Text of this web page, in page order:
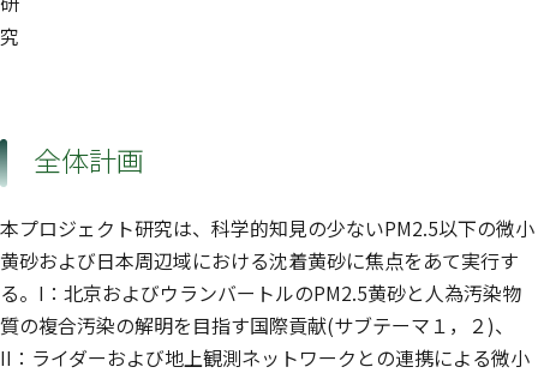
究
全体計画
本プロジェクト研究は、科学的知見の少ないPM2.5以下の微小
黄砂および日本周辺域における沈着黄砂に焦点をあて実行す
る。I：北京およびウランバートルのPM2.5黄砂と人為汚染物
質の複合汚染の解明を目指す国際貢献(サブテーマ１，２)、
II：ライダーおよび地上観測ネットワークとの連携による微小